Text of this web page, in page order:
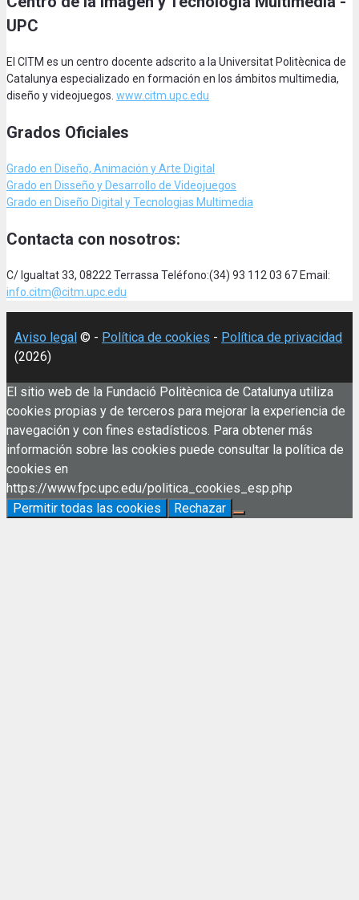
UPC
El CITM es un centro docente adscrito a la Universitat Politècnica de
Catalunya especializado en formación en los ámbitos multimedia,
diseño y videojuegos. www.citm.upc.edu
Grados Oficiales
Grado en Diseño, Animación y Arte Digital
Grado en Disseño y Desarrollo de Videojuegos
Grado en Diseño Digital y Tecnologias Multimedia
Contacta con nosotros:
C/ Igualtat 33, 08222 Terrassa Teléfono:(34) 93 112 03 67 Email:
info.citm@citm.upc.edu
Aviso legal © - Política de cookies - Política de privacidad
(2026)
El sitio web de la Fundació Politècnica de Catalunya utiliza
cookies propias y de terceros para mejorar la experiencia de
navegación y con fines estadísticos. Para obtener más
información sobre las cookies puede consultar la política de
cookies en
https://www.fpc.upc.edu/politica_cookies_esp.php
Permitir todas las cookies
Rechazar